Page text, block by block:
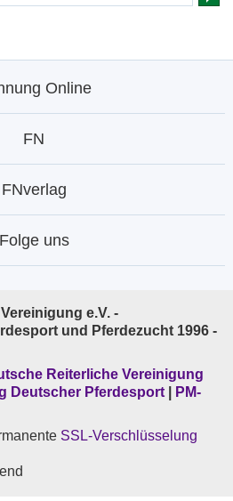
Online
FN
FNverlag
Folge uns
e.V. -
und Pferdezucht 1996 -
Reiterliche Vereinigung
Deutscher Pferdesport
PM-
SSL-Verschlüsselung